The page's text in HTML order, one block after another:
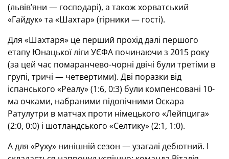
(львів’яни — господарі), а також хорватський
«Гайдук» та «Шахтар» (гірники — гості).
Для «Шахтаря» це перший прохід далі першого
етапу Юнацької ліги УЄФА починаючи з 2015 року
(за цей час помаранчево-чорні двічі були третіми в
групі, тричі — четвертими). Дві поразки від
іспанського «Реалу» (1:6, 0:3) були компенсовані 10-
ма очками, набраними підопічними Оскара
Ратулутри в матчах проти німецького «Лейпцига»
(2:0, 0:0) і шотландського «Селтику» (2:1, 1:0).
А для «Руху» нинішній сезон — узагалі дебютний. І